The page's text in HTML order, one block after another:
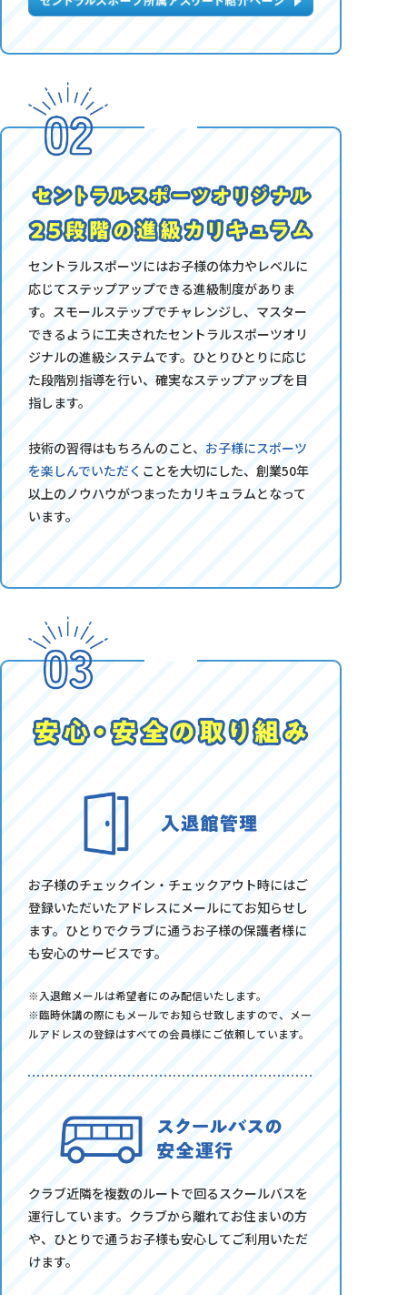
セントラルスポーツにはお子様の体力やレベルに
応じてステップアップできる進級制度がありま
す。スモールステップでチャレンジし、マスター
できるように工夫されたセントラルスポーツオリ
ジナルの進級システムです。ひとりひとりに応じ
た段階別指導を行い、確実なステップアップを目
指します。
技術の習得はもちろんのこと、 お子様にスポーツ
を楽しんでいただく ことを大切にした、創業50年
以上のノウハウがつまったカリキュラムとなって
います。
お子様のチェックイン・チェックアウト時にはご
登録いただいたアドレスにメールにてお知らせし
ます。ひとりでクラブに通うお子様の保護者様に
も安心のサービスです。
※入退館メールは希望者にのみ配信いたします。
※臨時休講の際にもメールでお知らせ致しますので、メー
ルアドレスの登録はすべての会員様にご依頼しています。
クラブ近隣を複数のルートで回るスクールバスを
運行しています。クラブから離れてお住まいの方
や、ひとりで通うお子様も安心してご利用いただ
けます。